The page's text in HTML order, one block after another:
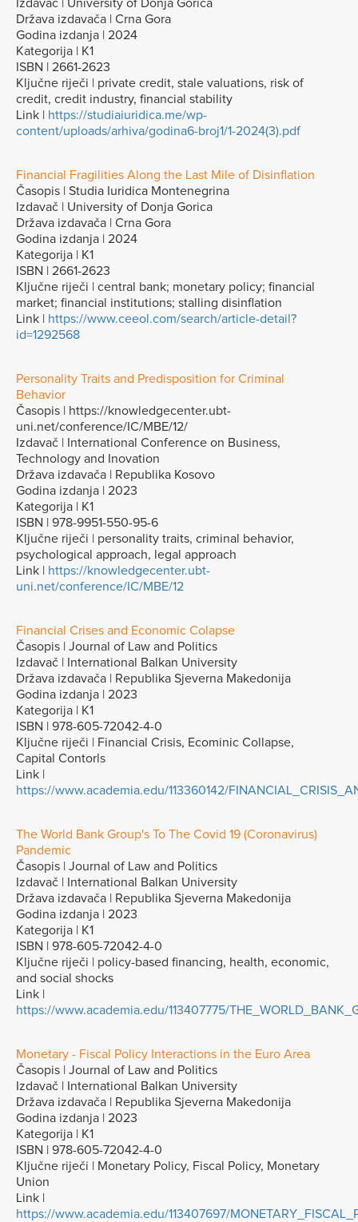
Izdavač | University of Donja Gorica
Država izdavača | Crna Gora
Godina izdanja | 2024
Kategorija | K1
ISBN | 2661-2623
Ključne riječi | private credit, stale valuations, risk of
credit, credit industry, financial stability
Link |
https://studiaiuridica.me/wp-
content/uploads/arhiva/godina6-broj1/1-2024(3).pdf
Financial Fragilities Along the Last Mile of Disinflation
Časopis | Studia Iuridica Montenegrina
Izdavač | University of Donja Gorica
Država izdavača | Crna Gora
Godina izdanja | 2024
Kategorija | K1
ISBN | 2661-2623
Ključne riječi | central bank; monetary policy; financial
market; financial institutions; stalling disinflation
Link |
https://www.ceeol.com/search/article-detail?
id=1292568
Personality Traits and Predisposition for Criminal
Behavior
Časopis | https://knowledgecenter.ubt-
uni.net/conference/IC/MBE/12/
Izdavač | International Conference on Business,
Technology and Inovation
Država izdavača | Republika Kosovo
Godina izdanja | 2023
Kategorija | K1
ISBN | 978-9951-550-95-6
Ključne riječi | personality traits, criminal behavior,
psychological approach, legal approach
Link |
https://knowledgecenter.ubt-
uni.net/conference/IC/MBE/12
Financial Crises and Economic Colapse
Časopis | Journal of Law and Politics
Izdavač | International Balkan University
Država izdavača | Republika Sjeverna Makedonija
Godina izdanja | 2023
Kategorija | K1
ISBN | 978-605-72042-4-0
Ključne riječi | Financial Crisis, Ecominic Collapse,
Capital Contorls
Link |
https://www.academia.edu/113360142/
The World Bank Group's To The Covid 19 (Coronavirus)
Pandemic
Časopis | Journal of Law and Politics
Izdavač | International Balkan University
Država izdavača | Republika Sjeverna Makedonija
Godina izdanja | 2023
Kategorija | K1
ISBN | 978-605-72042-4-0
Ključne riječi | policy-based financing, health, economic,
and social shocks
Link |
https://www.academia.edu/113407775/
Monetary - Fiscal Policy Interactions in the Euro Area
Časopis | Journal of Law and Politics
Izdavač | International Balkan University
Država izdavača | Republika Sjeverna Makedonija
Godina izdanja | 2023
Kategorija | K1
ISBN | 978-605-72042-4-0
Ključne riječi | Monetary Policy, Fiscal Policy, Monetary
Union
Link |
https://www.academia.edu/113407697/